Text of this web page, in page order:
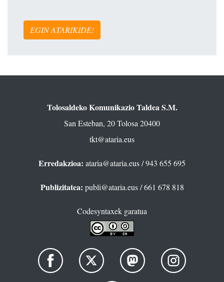
EGIN ATARIKIDE!
Tolosaldeko Komunikazio Taldea S.M.
San Esteban, 20 Tolosa 20400
tkt@ataria.eus
Erredakzioa: ataria@ataria.eus/ 943 655 695
Publizitatea: publi@ataria.eus/ 661 678 818
Codesyntaxek garatua